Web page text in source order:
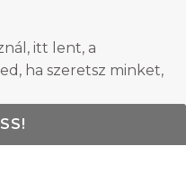
itt lent, a
ha szeretsz minket,